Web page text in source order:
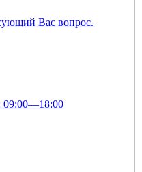
Вас вопрос.
09:00—18:00